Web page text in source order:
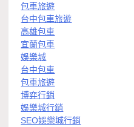
包車旅遊
台中包車旅遊
高雄包車
宜蘭包車
娛樂城
台中包車
包車旅遊
博弈行銷
娛樂城行銷
SEO娛樂城行銷